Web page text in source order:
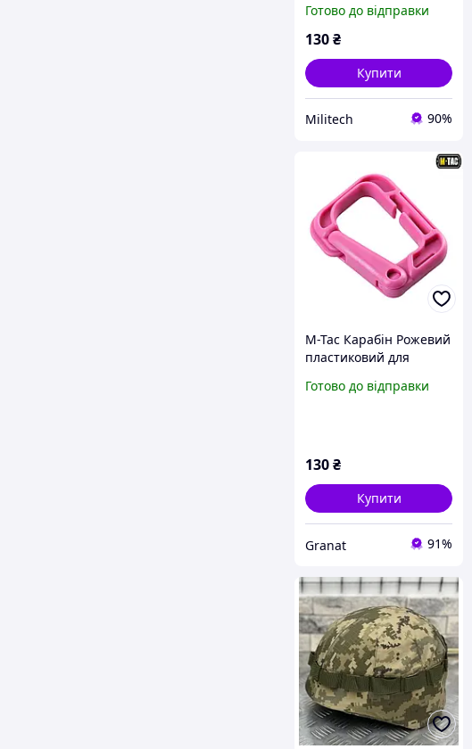
Готово до відправки
130₴
Купити
Militech 90%
M-Tac Карабін Рожевий
пластиковий для
Готово до відправки
130₴
Купити
Granat 91%